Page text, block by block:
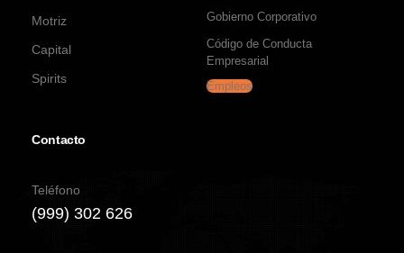
Motriz
Capital
Spirits
Gobierno Corporativo
Código de Conducta
Empresarial
Empleos
Contacto
Teléfono
(999) 302 626